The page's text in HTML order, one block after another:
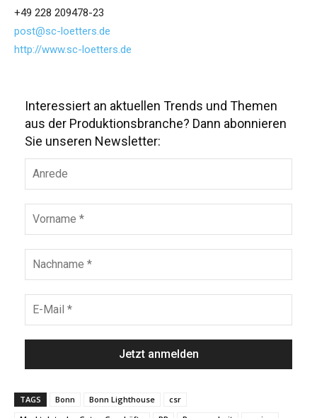
+49 228 209478-23
post@sc-loetters.de
http://www.sc-loetters.de
Interessiert an aktuellen Trends und Themen
aus der Produktionsbranche? Dann abonnieren
Sie unseren Newsletter:
TAGS Bonn Bonn Lighthouse
csr